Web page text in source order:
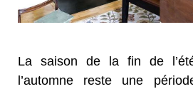
La saison de la fin de
l’automne reste une